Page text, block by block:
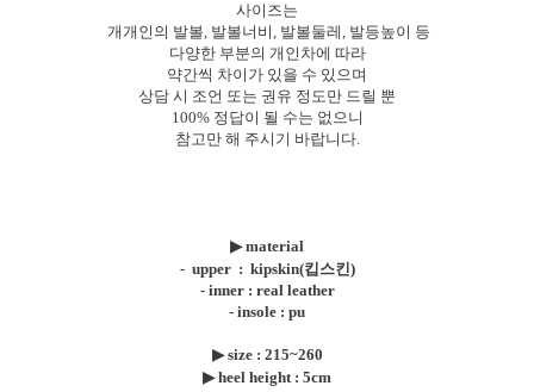
사이즈는
개개인의 발볼, 발볼너비, 발볼둘레, 발등높이 등
다양한 부분의 개인차에 따라
약간씩 차이가 있을 수 있으며
상담 시 조언 또는 권유 정도만 드릴 뿐
100% 정답이 될 수는 없으니
참고만 해 주시기 바랍니다.
▶material
- upper : kipskin(킵스킨)
- inner : real leather
- insole : pu
▶ size : 215~260
▶heel height : 5cm